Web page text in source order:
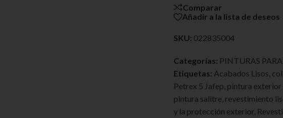
Comparar
Añadir a la lista de deseos
SKU: 022835004
Categorías: PINTURAS
Etiquetas: Acabados Lisos
Petrex 5 Jafep pintura
pintura salitre revestimiento
y la protección exterior